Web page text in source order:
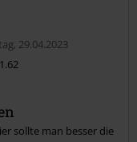
29.04.2023
sollte man besser die